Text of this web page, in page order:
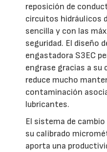
reposición de
circuitos hidráulicos
sencilla y con las
seguridad. El diseño
engastadora S3EC
engrase gracias a su
reduce mucho
contaminación
lubricantes.
El sistema de
su calibrado
aporta una